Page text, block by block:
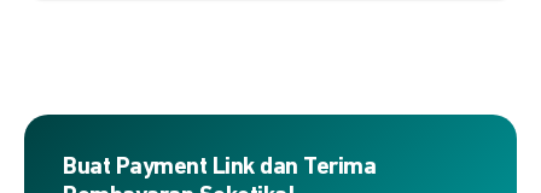
Buat Payment Link dan Terima